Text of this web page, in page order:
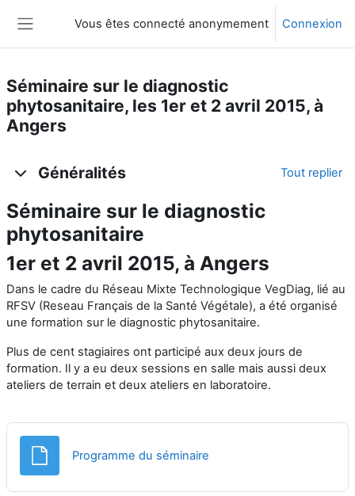
Vous êtes connecté anonymement Connexion
Séminaire sur le diagnostic
phytosanitaire, les 1er et 2 avril 2015, à
Angers
Généralités Tout replier
Séminaire sur le diagnostic
phytosanitaire
1er et 2 avril 2015, à Angers
Dans le cadre du Réseau Mixte Technologique VegDiag, lié au
RFSV (Reseau Français de la Santé Végétale), a été organisé
une formation sur le diagnostic phytosanitaire.
Plus de cent stagiaires ont participé aux deux jours de
formation. Il y a eu deux sessions en salle mais aussi deux
ateliers de terrain et deux ateliers en laboratoire.
Programme du séminaire